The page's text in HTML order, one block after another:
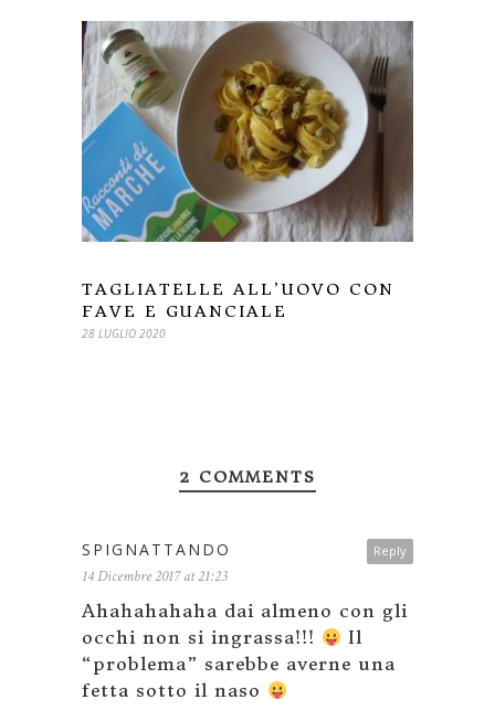
TAGLIATELLE ALL’UOVO CON
FAVE E GUANCIALE
28 LUGLIO 2020
2 COMMENTS
Reply
SPIGNATTANDO
14 Dicembre 2017 at 21:23
Ahahahahaha dai almeno con gli
occhi non si ingrassa!!!
Il
“problema” sarebbe averne una
fetta sotto il naso